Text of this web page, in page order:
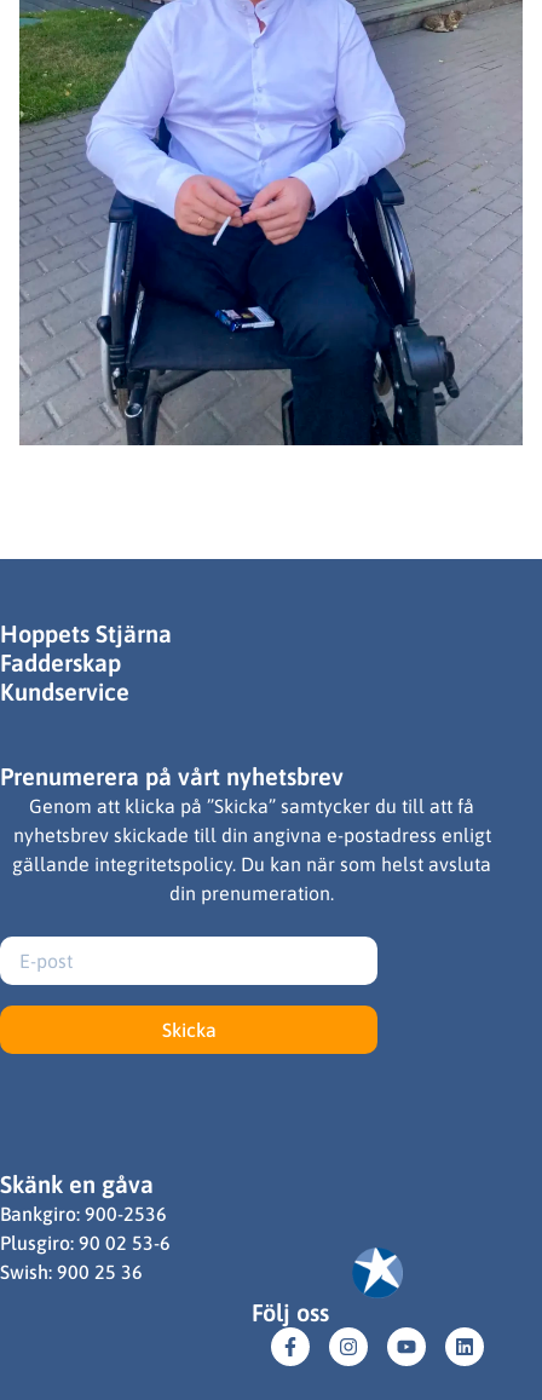
Hoppets Stjärna
Fadderskap
Kundservice
Prenumerera på vårt nyhetsbrev
Genom att klicka på ”Skicka” samtycker du till att få
nyhetsbrev skickade till din angivna e-postadress enligt
gällande integritetspolicy. Du kan när som helst avsluta
din prenumeration.
Skicka
Skänk en gåva
Bankgiro: 900-2536
Plusgiro: 90 02 53-6
Swish: 900 25 36
Följ oss